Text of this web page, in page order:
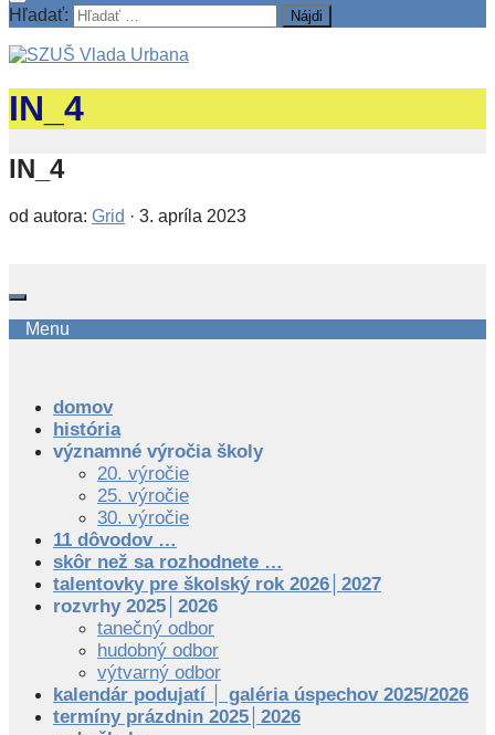
Hľadať:
IN_4
IN_4
od autora: Grid · 3. apríla 2023
Menu
domov
história
významné výročia školy
20. výročie
25. výročie
30. výročie
11 dôvodov …
skôr než sa rozhodnete …
talentovky pre školský rok 2026│2027
rozvrhy 2025│2026
tanečný odbor
hudobný odbor
výtvarný odbor
kalendár podujatí │ galéria úspechov 2025/2026
termíny prázdnin 2025│2026